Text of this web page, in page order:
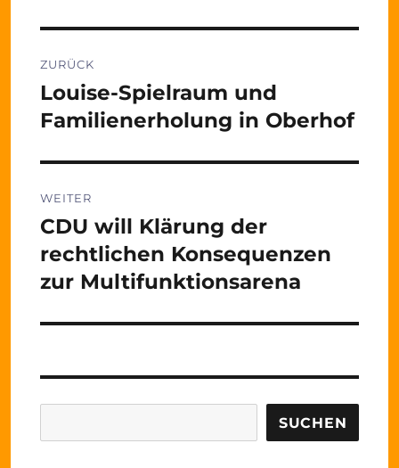
ZURÜCK
Vorheriger
Beitrag:
Louise-Spielraum und
Familienerholung in Oberhof
WEITER
Nächster
Beitrag:
CDU will Klärung der
rechtlichen Konsequenzen
zur Multifunktionsarena
SUCHEN